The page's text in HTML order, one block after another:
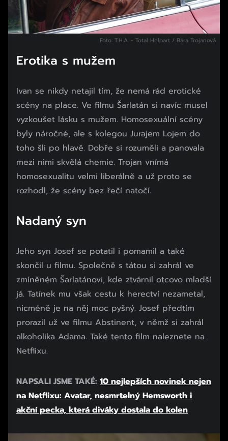
Foto: T.H.A. - Total Helpart / Bára Trojanová
Erotika s mužem
Ivan se nikdy netajil tím, že nemá rád erotické
scény na place. Ve filmu Šarlatán si navíc musel
vyzkoušet lásku s mužem. Homosexuální scény
byly náročné, ale s kolegou Jurajem Lojem do
toho šli po hlavě. Dobře si rozuměli a panovala
mezi nimi skvělá chemie. Trojan vnímá
homosexualitu velmi liberálně a už proto se
rozhodl, že scény bez řečí natočí.
Nadaný syn
Jeho syn Josef se potatil i pomamil a také
skončil u filmu. Společně s tátou si zahrál ve
zmíněném Šarlatánovi, kde ztvárnil otcovo mladší
já. Tatínek mu však cestu k herectví nezametal,
nicméně je na něj moc pyšný. Josef předtím
prorazil už ve filmu Abstinent, v němž si zahrál
alkoholika Adama. Také tento film naleznete na
Netflixu.
NAPSALI JSME TAKÉ: 10 nejlepších novinek nejen
na Netflixu: Avatar, nesmrtelný Hemsworth i
akční pecka, která diváky dostala do kolen